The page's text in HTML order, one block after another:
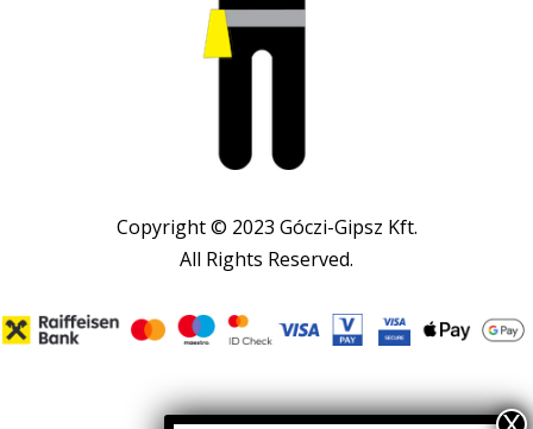
Copyright © 2023 Góczi-Gipsz Kft.
All Rights Reserved.